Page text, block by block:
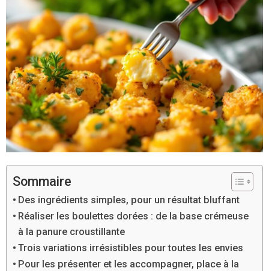
Sommaire
Des ingrédients simples, pour un résultat bluffant
Réaliser les boulettes dorées : de la base crémeuse
à la panure croustillante
Trois variations irrésistibles pour toutes les envies
Pour les présenter et les accompagner, place à la